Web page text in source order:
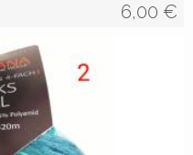
6,00 €